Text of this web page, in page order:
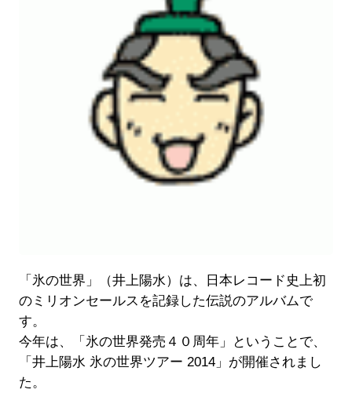
「氷の世界」（井上陽水）は、日本レコード史上初
のミリオンセールスを記録した伝説のアルバムで
す。
今年は、「氷の世界発売４０周年」ということで、
「井上陽水 氷の世界ツアー 2014」が開催されまし
た。